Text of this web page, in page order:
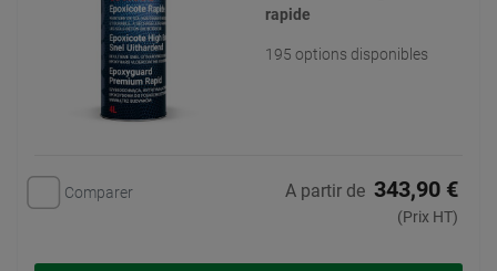
rapide
195 options disponibles
Comparer A partir de 343,90 €
(Prix HT)